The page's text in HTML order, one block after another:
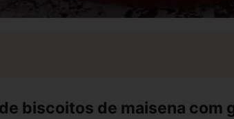
biscoitos de maisena com